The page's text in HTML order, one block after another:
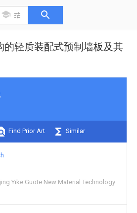
的轻质装配式预制墙板及其
Find Prior Art Similar
Yike Guote New Material Technology